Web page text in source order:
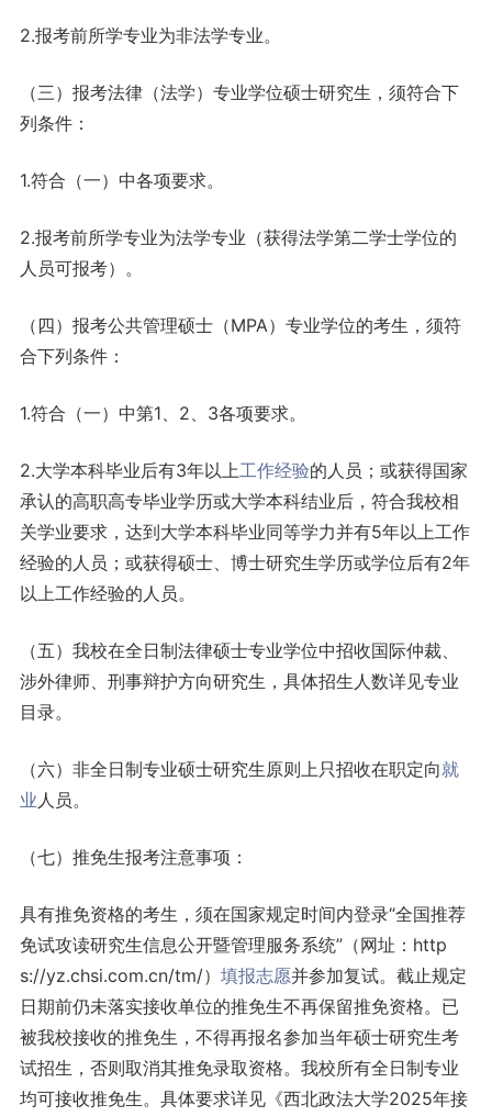
2.报考前所学专业为非法学专业。
（三）报考法律（法学）专业学位硕士研究生，须符合下
列条件：
1.符合（一）中各项要求。
2.报考前所学专业为法学专业（获得法学第二学士学位的
人员可报考）。
（四）报考公共管理硕士（MPA）专业学位的考生，须符
合下列条件：
1.符合（一）中第1、2、3各项要求。
2.大学本科毕业后有3年以上工作经验的人员；或获得国家
承认的高职高专毕业学历或大学本科结业后，符合我校相
关学业要求，达到大学本科毕业同等学力并有5年以上工作
经验的人员；或获得硕士、博士研究生学历或学位后有2年
以上工作经验的人员。
（五）我校在全日制法律硕士专业学位中招收国际仲裁、
涉外律师、刑事辩护方向研究生，具体招生人数详见专业
目录。
（六）非全日制专业硕士研究生原则上只招收在职定向就
业人员。
（七）推免生报考注意事项：
具有推免资格的考生，须在国家规定时间内登录“全国推荐
免试攻读研究生信息公开暨管理服务系统”（网址：http
s://yz.chsi.com.cn/tm/） 填报志愿并参加复试。截止规定
日期前仍未落实接收单位的推免生不再保留推免资格。已
被我校接收的推免生，不得再报名参加当年硕士研究生考
试招生，否则取消其推免录取资格。我校所有全日制专业
均可接收推免生。具体要求详见《西北政法大学2025年接